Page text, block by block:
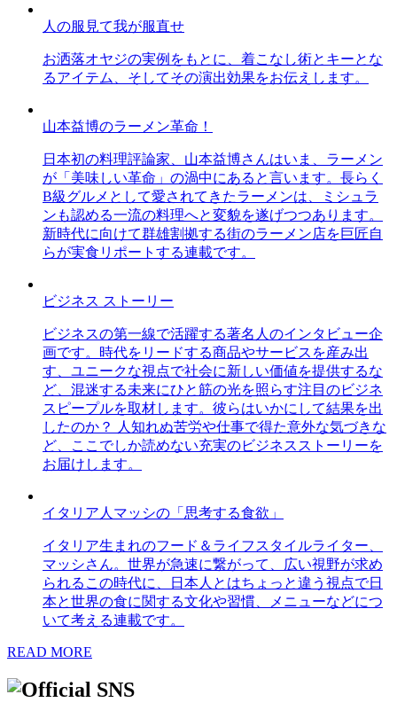
人の服見て我が服直せ
お洒落オヤジの実例をもとに、着こなし術とキーとな
るアイテム、そしてその演出効果をお伝えします。
山本益博のラーメン革命！
日本初の料理評論家、山本益博さんはいま、ラーメン
が「美味しい革命」の渦中にあると言います。長らく
B級グルメとして愛されてきたラーメンは、ミシュラ
ンも認める一流の料理へと変貌を遂げつつあります。
新時代に向けて群雄割拠する街のラーメン店を巨匠自
らが実食リポートする連載です。
ビジネス ストーリー
ビジネスの第一線で活躍する著名人のインタビュー企
画です。時代をリードする商品やサービスを産み出
す、ユニークな視点で社会に新しい価値を提供するな
ど、混迷する未来にひと筋の光を照らす注目のビジネ
スピープルを取材します。彼らはいかにして結果を出
したのか？ 人知れぬ苦労や仕事で得た意外な気づきな
ど、ここでしか読めない充実のビジネスストーリーを
お届けします。
イタリア人マッシの「思考する食欲」
イタリア生まれのフード＆ライフスタイルライター、
マッシさん。世界が急速に繋がって、広い視野が求め
られるこの時代に、日本人とはちょっと違う視点で日
本と世界の食に関する文化や習慣、メニューなどにつ
いて考える連載です。
READ MORE